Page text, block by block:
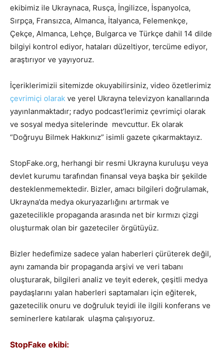
ekibimiz ile Ukraynaca, Rusça, İngilizce, İspanyolca,
Sırpça, Fransızca, Almanca, İtalyanca, Felemenkçe,
Çekçe, Almanca, Lehçe, Bulgarca ve Türkçe dahil 14 dilde
bilgiyi kontrol ediyor, hataları düzeltiyor, tercüme ediyor,
araştırıyor ve yayıyoruz.
İçeriklerimizii sitemizde okuyabilirsiniz, video özetlerimiz
çevrimiçi olarak ve yerel Ukrayna televizyon kanallarında
yayınlanmaktadır; radyo podcast’lerimiz çevrimiçi olarak
ve sosyal medya sitelerinde mevcuttur. Ek olarak
“Doğruyu Bilmek Hakkınız” isimli gazete çıkarmaktayız.
StopFake.org, herhangi bir resmi Ukrayna kuruluşu veya
devlet kurumu tarafından finansal veya başka bir şekilde
desteklenmemektedir. Bizler, amacı bilgileri doğrulamak,
Ukrayna’da medya okuryazarlığını artırmak ve
gazetecilikle propaganda arasında net bir kırmızı çizgi
oluşturmak olan bir gazeteciler örgütüyüz.
Bizler hedefimize sadece yalan haberleri çürüterek değil,
aynı zamanda bir propaganda arşivi ve veri tabanı
oluşturarak, bilgileri analiz ve teyit ederek, çeşitli medya
paydaşlarını yalan haberleri saptamaları için eğiterek,
gazetecilik onuru ve doğruluk teyidi ile ilgili konferans ve
seminerlere katılarak ulaşma çalışıyoruz.
StopFake ekibi: